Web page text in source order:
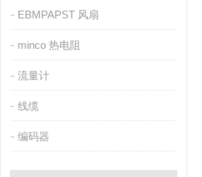
EBMPAPST 风扇
minco 热电阻
流量计
线缆
编码器